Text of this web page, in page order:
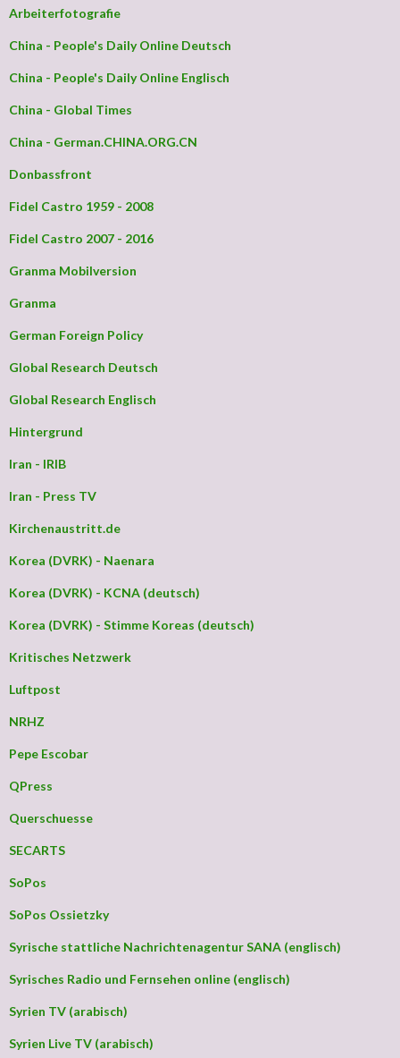
Arbeiterfotografie
China - People's Daily Online Deutsch
China - People's Daily Online Englisch
China - Global Times
China - German.CHINA.ORG.CN
Donbassfront
Fidel Castro 1959 - 2008
Fidel Castro 2007 - 2016
Granma Mobilversion
Granma
German Foreign Policy
Global Research Deutsch
Global Research Englisch
Hintergrund
Iran - IRIB
Iran - Press TV
Kirchenaustritt.de
Korea (DVRK) - Naenara
Korea (DVRK) - KCNA (deutsch)
Korea (DVRK) - Stimme Koreas (deutsch)
Kritisches Netzwerk
Luftpost
NRHZ
Pepe Escobar
QPress
Querschuesse
SECARTS
SoPos
SoPos Ossietzky
Syrische stattliche Nachrichtenagentur SANA (englisch)
Syrisches Radio und Fernsehen online (englisch)
Syrien TV (arabisch)
Syrien Live TV (arabisch)